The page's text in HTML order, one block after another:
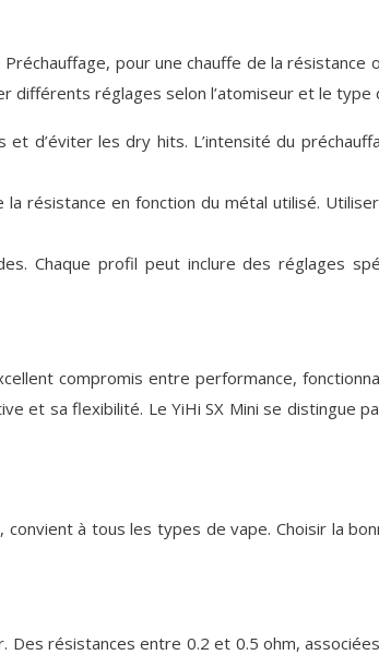
pour une chauffe de la résistance
réglages selon l’atomiseur et le type
d’éviter les dry hits. L’intensité du
résistance en fonction du métal utilisé.
Chaque profil peut inclure des réglages
compromis entre performance,
et sa flexibilité. Le YiHi SX Mini se distingue
à tous les types de vape. Choisir la
résistances entre 0.2 et 0.5 ohm,